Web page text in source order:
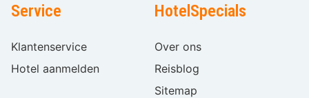
Service
Klantenservice
Hotel aanmelden
HotelSpecials
Over ons
Reisblog
Sitemap